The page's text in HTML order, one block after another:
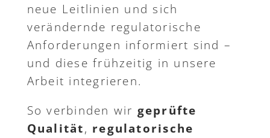
neue Leitlinien und sich
verändernde regulatorische
Anforderungen informiert sind –
und diese frühzeitig in unsere
Arbeit integrieren.
So verbinden wir geprüfte
Qualität, regulatorische